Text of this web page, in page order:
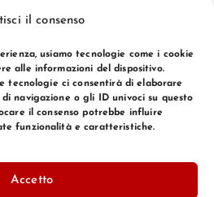
il consenso
usiamo tecnologie come i cookie
alle informazioni del dispositivo.
tecnologie ci consentirà di elaborare
navigazione o gli ID univoci su questo
il consenso potrebbe influire
funzionalità e caratteristiche.
Accetto